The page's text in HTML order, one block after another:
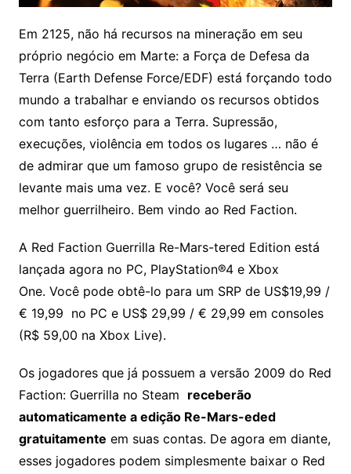
Em 2125, não há recursos na mineração em seu
próprio negócio em Marte: a Força de Defesa da
Terra (Earth Defense Force/EDF) está forçando todo
mundo a trabalhar e enviando os recursos obtidos
com tanto esforço para a Terra. Supressão,
execuções, violência em todos os lugares … não é
de admirar que um famoso grupo de resistência se
levante mais uma vez. E você? Você será seu
melhor guerrilheiro. Bem vindo ao Red Faction.
A Red Faction Guerrilla Re-Mars-tered Edition está
lançada agora no PC, PlayStation®4 e Xbox
One. Você pode obtê-lo para um SRP de US$19,99 /
€ 19,99 no PC e US$ 29,99 / € 29,99 em consoles
(R$ 59,00 na Xbox Live).
Os jogadores que já possuem a versão 2009 do Red
Faction: Guerrilla no Steam receberão
automaticamente a edição Re-Mars-eded
gratuitamente em suas contas. De agora em diante,
esses jogadores podem simplesmente baixar o Red